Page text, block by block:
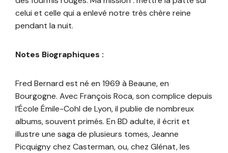
celui et celle qui a enlevé notre très chère reine
pendant la nuit.
Notes Biographiques :
Fred Bernard est né en 1969 à Beaune, en
Bourgogne. Avec François Roca, son complice depuis
l’École Émile-Cohl de Lyon, il publie de nombreux
albums, souvent primés. En BD adulte, il écrit et
illustre une saga de plusieurs tomes, Jeanne
Picquigny chez Casterman, ou, chez Glénat, les